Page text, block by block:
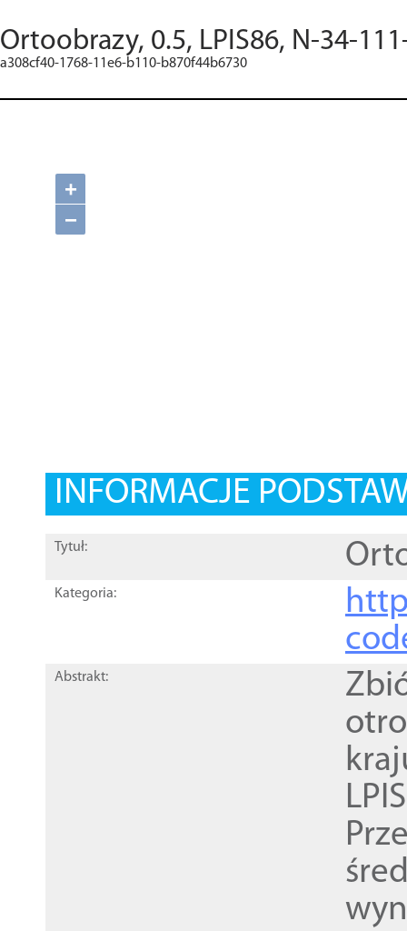
Ortoobrazy, 0.5, LPIS86, N-34-
a308cf40-1768-11e6-b110-b870f44b6730
+
−
INFORMACJE
Tytuł:
Kategoria:
Abstrakt: